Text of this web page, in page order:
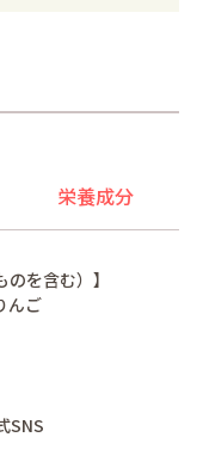
栄養成分
を含む）】
んご
SNS